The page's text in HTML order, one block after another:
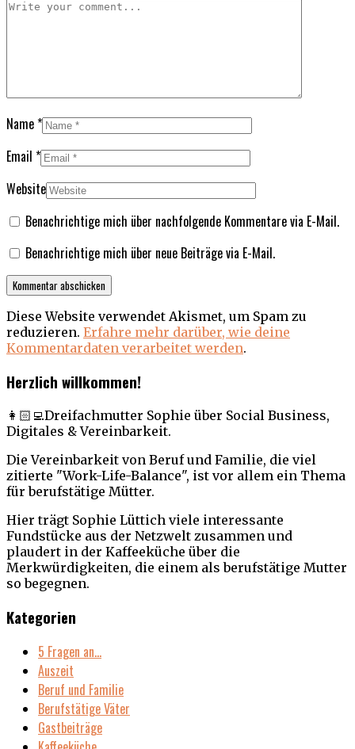
Name*
Email *
Website
Benachrichtige mich über nachfolgende Kommentare via E-Mail.
Benachrichtige mich über neue Beiträge via E-Mail.
Diese Website verwendet Akismet, um Spam zu
reduzieren. Erfahre mehr darüber, wie deine
Kommentardaten verarbeitet werden.
Herzlich willkommen!
👩🏻‍💻Dreifachmutter Sophie über Social Business,
Digitales & Vereinbarkeit.
Die Vereinbarkeit von Beruf und Familie, die viel
zitierte "Work-Life-Balance", ist vor allem ein Thema
für berufstätige Mütter.
Hier trägt Sophie Lüttich viele interessante
Fundstücke aus der Netzwelt zusammen und
plaudert in der Kaffeeküche über die
Merkwürdigkeiten, die einem als berufstätige Mutter
so begegnen.
Kategorien
5 Fragen an…
Auszeit
Beruf und Familie
Berufstätige Väter
Gastbeiträge